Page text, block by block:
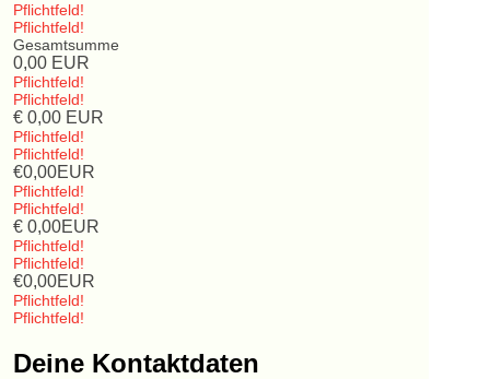
Pflichtfeld!
Pflichtfeld!
Gesamtsumme
0,00EUR
Pflichtfeld!
Pflichtfeld!
€ 0,00EUR
Pflichtfeld!
Pflichtfeld!
€0,00EUR
Pflichtfeld!
Pflichtfeld!
€ 0,00EUR
Pflichtfeld!
Pflichtfeld!
€0,00EUR
Pflichtfeld!
Pflichtfeld!
Deine Kontaktdaten